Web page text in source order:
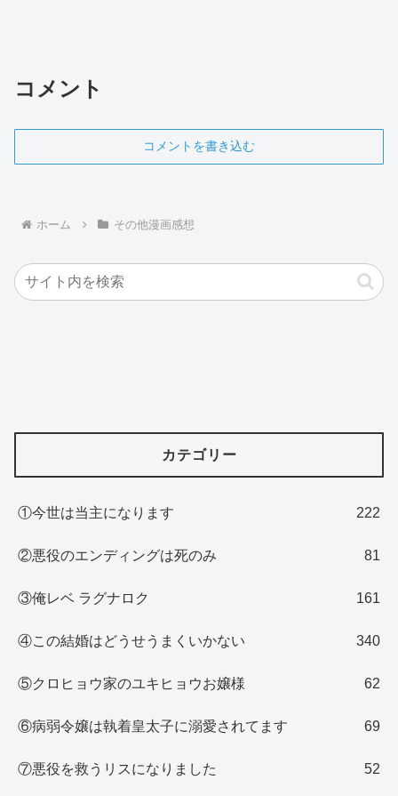
コメント
コメントを書き込む
ホーム その他漫画感想
カテゴリー
①今世は当主になります 222
②悪役のエンディングは死のみ 81
③俺レベ ラグナロク 161
④この結婚はどうせうまくいかない 340
⑤クロヒョウ家のユキヒョウお嬢様 62
⑥病弱令嬢は執着皇太子に溺愛されてます 69
⑦悪役を救うリスになりました 52